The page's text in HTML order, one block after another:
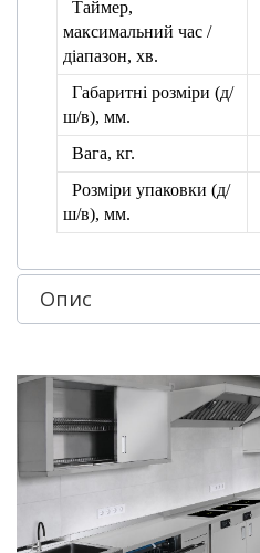
Таймер,
максимальний час /
діапазон, хв.
Габаритні розміри (д/
ш/в), мм.
Вага, кг.
Розміри упаковки (д/
ш/в), мм.
Опис